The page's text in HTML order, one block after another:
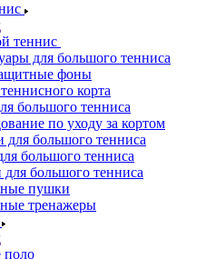
теннис
для большого тенниса
фоны
корта
большого тенниса
по уходу за кортом
для большого тенниса
большого тенниса
большого тенниса
пушки
тренажеры
поло